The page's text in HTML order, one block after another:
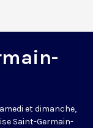
et dimanche,
Saint-Germain-